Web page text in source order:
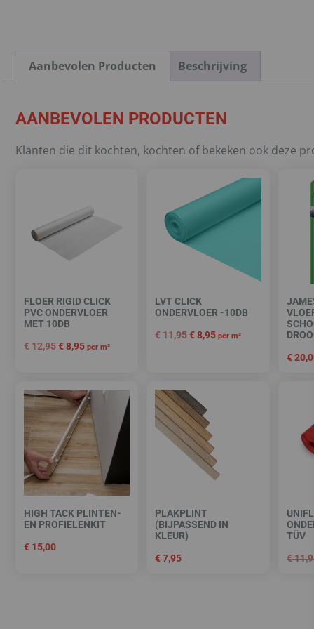
Aanbevolen Producten Beschrijving
AANBEVOLEN PRODUCTEN
Klanten die dit kochten, kochten of bekeken ook deze
FLOER RIGID CLICK
PVC ONDERVLOER
MET 10DB
€12,95€8,95 per m²
LVT CLICK
ONDERVLOER -10DB
€11,95 €8,95 per m²
€
HIGH TACK PLINTEN-
EN PROFIELENKIT
€ 15,00
PLAKPLINT
(BIJPASSEND IN
KLEUR)
€7,95
TÜV
€